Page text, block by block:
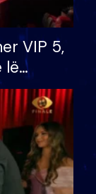
VIP 5,
lë
për